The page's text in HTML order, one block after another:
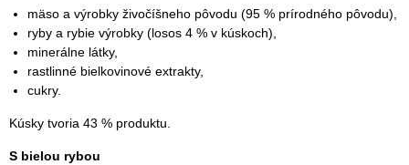
mäso a výrobky živočíšneho pôvodu (95 % prírodného pôvodu),
ryby a rybie výrobky (losos 4 % v kúskoch),
minerálne látky,
rastlinné bielkovinové extrakty,
cukry.
Kúsky tvoria 43 % produktu.
S bielou rybou